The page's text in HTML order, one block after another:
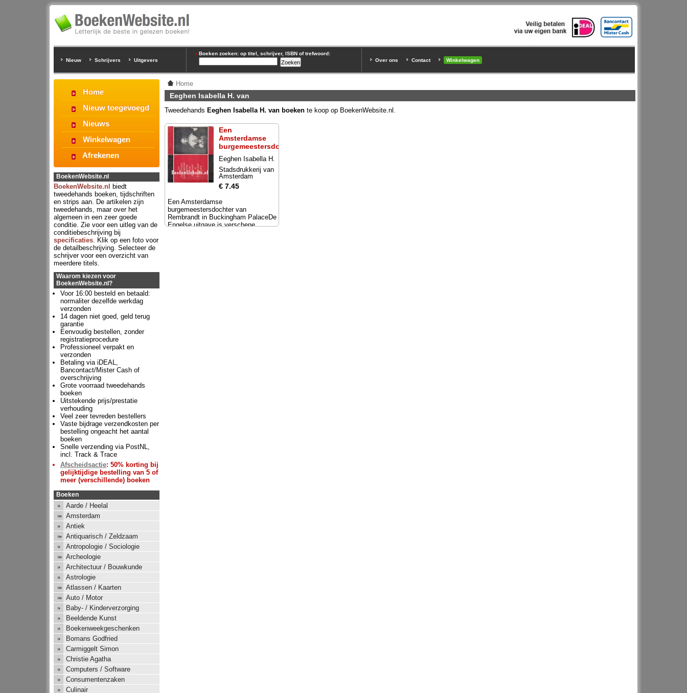
Nieuw Schrijvers Uitgevers
Boeken zoeken: op titel, schrijver, ISBN of trefwoord:
Over ons
Contact Winkelwagen
Home
Eeghen Isabella H. van
Tweedehands Eeghen Isabella H. van boeken te koop op BoekenWebsite.nl.
Een
Amsterdamse
burgemeestersdochter
Eeghen Isabella H.
van
Stadsdrukkerij van
Amsterdam
€ 7.45
Een Amsterdamse
burgemeestersdochter van
Rembrandt in Buckingham PalaceDe
Engelse uitgave is verschene...
Home
Nieuw toegevoegd
Nieuws
Winkelwagen
Afrekenen
BoekenWebsite.nl
BoekenWebsite.nl
biedt
tweedehands boeken, tijdschriften
en strips aan. De artikelen zijn
tweedehands, maar over het
algemeen in een zeer goede
conditie. Zie voor een uitleg van de
conditiebeschrijving bij
specificaties. Klik op een foto voor
de detailbeschrijving. Selecteer de
schrijver voor een overzicht van
meerdere titels.
Waarom kiezen voor
BoekenWebsite.nl?
Voor 16:00 besteld en betaald:
normaliter dezelfde werkdag
verzonden
14 dagen niet goed, geld terug
garantie
Eenvoudig bestellen, zonder
registratieprocedure
Professioneel verpakt en
verzonden
Betaling via iDEAL,
Bancontact/Mister Cash of
overschrijving
Grote voorraad tweedehands
boeken
Uitstekende prijs/prestatie
verhouding
Veel zeer tevreden bestellers
Vaste bijdrage verzendkosten per
bestelling ongeacht het aantal
boeken
Snelle verzending via PostNL,
incl. Track & Trace
Afscheidsactie: 50% korting bij
gelijktijdige bestelling van 5 of
meer (verschillende) boeken
Boeken
Aarde / Heelal
Amsterdam
Antiek
Antiquarisch / Zeldzaam
Antropologie / Sociologie
Archeologie
Architectuur / Bouwkunde
Astrologie
Atlassen / Kaarten
Auto / Motor
Baby- / Kinderverzorging
Beeldende Kunst
Boekenweekgeschenken
Bomans Godfried
Carmiggelt Simon
Christie Agatha
Computers / Software
Consumentenzaken
Culinair